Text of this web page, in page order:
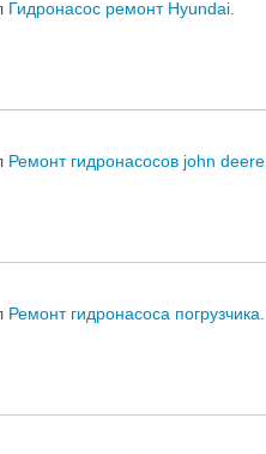
Гидронасос ремонт Hyundai.
Ремонт гидронасосов john deere.
Ремонт гидронасоса погрузчика.